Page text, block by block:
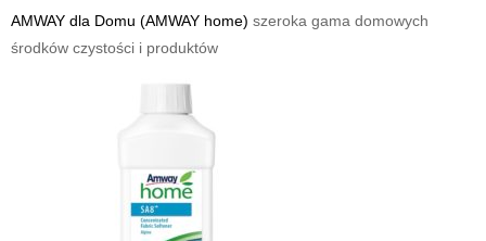
AMWAY dla Domu (AMWAY home) szeroka gama domowych
środków czystości i produktów